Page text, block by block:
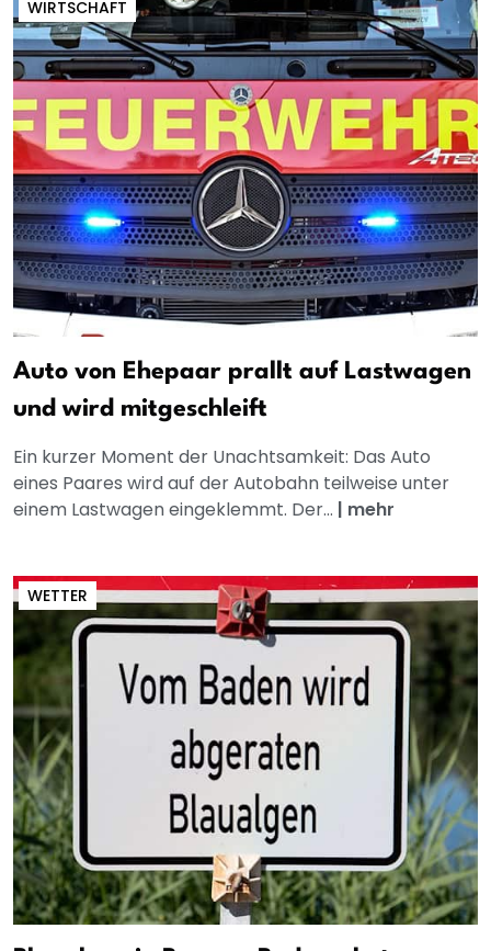
WIRTSCHAFT
Auto von Ehepaar prallt auf Lastwagen
und wird mitgeschleift
Ein kurzer Moment der Unachtsamkeit: Das Auto
eines Paares wird auf der Autobahn teilweise unter
einem Lastwagen eingeklemmt. Der... | mehr
WETTER